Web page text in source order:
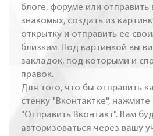
блоге, форуме или отправить
знакомых, создать из
открытку и отправить ее
близким. Под картинкой вы
закладок, под которыми и
правок.
Для того, что бы отправить
стенку "Вконтактке",
"Отправить Вконтакт". Вам
авторизоваться через вашу